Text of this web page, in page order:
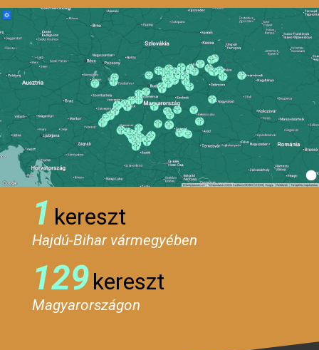
1 kereszt
Hajdú-Bihar vármegyében
129kereszt
Magyarországon